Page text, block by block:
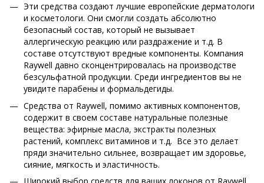
Эти средства создают лучшие европейские дерматологи
и косметологи. Они смогли создать абсолютно
безопасный состав, который не вызывает
аллергическую реакцию или раздражение и т.д. В
составе отсутствуют вредные компоненты. Компания
Raywell давно сконцентрировалась на производстве
безсульфатной продукции. Среди ингредиентов вы не
увидите парабены и формальдегиды.
Средства от Raywell, помимо активных компонентов,
содержит в своем составе натуральные полезные
вещества: эфирные масла, экстракты полезных
растений, комплекс витаминов и т.д. Все это делает
пряди значительно сильнее, возвращает им здоровье,
сияние, мягкость и эластичность.